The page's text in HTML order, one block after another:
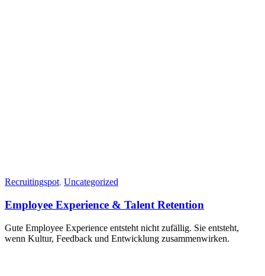
Recruitingspot, Uncategorized
Employee Experience & Talent Retention
Gute Employee Experience entsteht nicht zufällig. Sie entsteht,
wenn Kultur, Feedback und Entwicklung zusammenwirken.